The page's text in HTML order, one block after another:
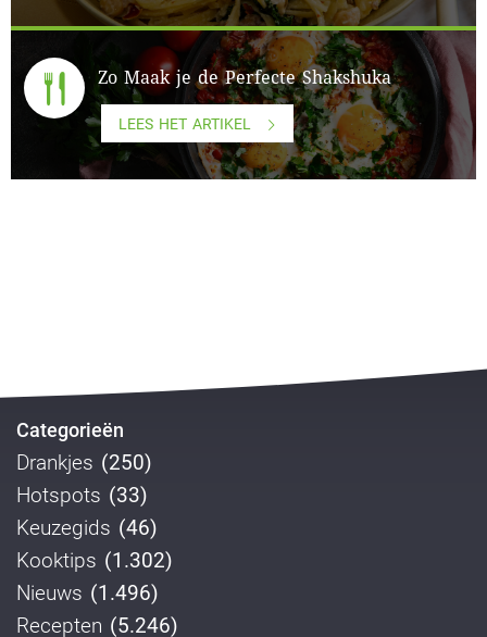
Zo Maak je de Perfecte Shakshuka
LEES HET ARTIKEL
Categorieën
Drankjes (250)
Hotspots (33)
Keuzegids (46)
Kooktips (1.302)
Nieuws (1.496)
Recepten (5.246)